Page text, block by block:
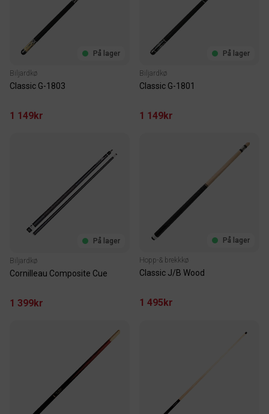
På lager
Biljardkø
Classic G-1803
1 149kr
På lager
Biljardkø
Classic G-1801
1 149kr
På lager
Biljardkø
Cornilleau Composite Cue
1 399kr
På lager
Hopp-& brekkkø
Classic J/B Wood
1 495kr